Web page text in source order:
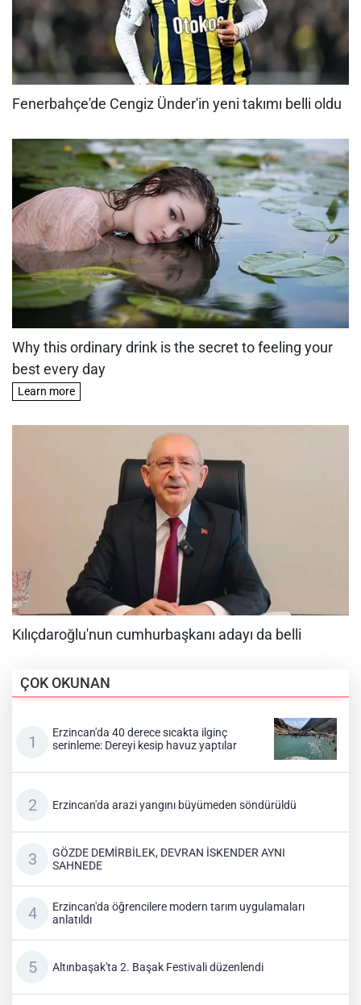
ÇOK OKUNAN
Erzincan'da 40 derece sıcakta ilginç
serinleme: Dereyi kesip havuz yaptılar
Erzincan'da arazi yangını büyümeden söndürüldü
GÖZDE DEMİRBİLEK, DEVRAN İSKENDER AYNI
SAHNEDE
Erzincan'da öğrencilere modern tarım uygulamaları
anlatıldı
Altınbaşak'ta 2. Başak Festivali düzenlendi